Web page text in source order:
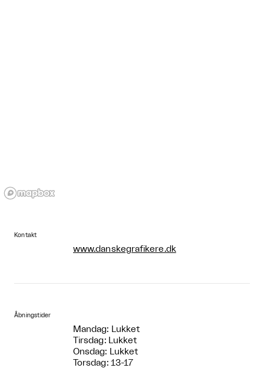
Kontakt
www.danskegrafikere.dk
Åbningstider
Mandag: Lukket
Tirsdag: Lukket
Onsdag: Lukket
Torsdag: 13-17